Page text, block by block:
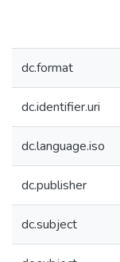
dc.format
dc.identifier.uri
dc.language.iso
dc.publisher
dc.subject